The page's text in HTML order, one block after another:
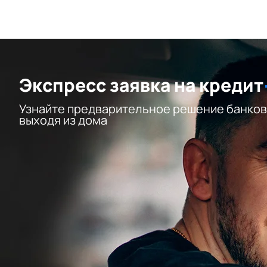
Экспресс заявка на кредит
Узнайте предварительное решение
выходя из дома